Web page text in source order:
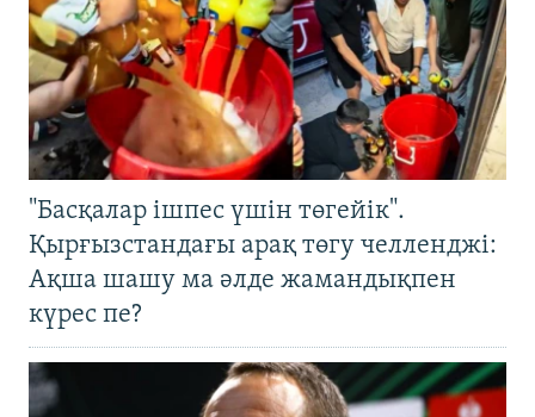
"Басқалар ішпес үшін төгейік".
Қырғызстандағы арақ төгу челленджі:
Ақша шашу ма әлде жамандықпен
күрес пе?